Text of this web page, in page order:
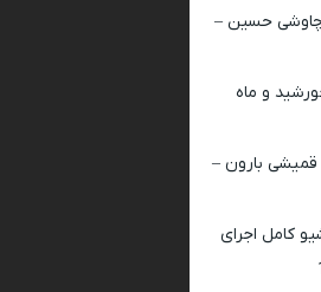
چاوشی حسین –
و ماه
بارون –
کامل اجرای